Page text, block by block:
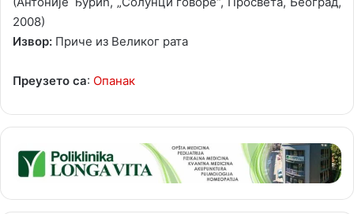
2008)
Извор: Приче из Великог рата
Преузето са: Опанак